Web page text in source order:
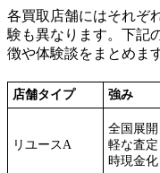
各買取店舗にはそれぞ
験も異なります。下記
徴や体験談をまとめます
店舗タイプ 強み
リユースA
全国展
軽な査
時現金化